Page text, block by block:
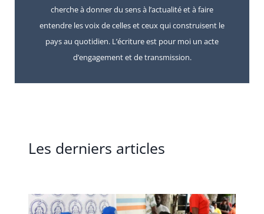
cherche à donner du sens à l’actualité et à faire
entendre les voix de celles et ceux qui construisent le
pays au quotidien. L’écriture est pour moi un acte
d’engagement et de transmission.
Les derniers articles